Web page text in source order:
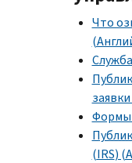
Что
Формы
(IRS)